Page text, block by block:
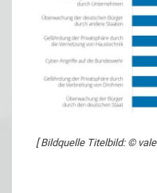
[ Bildquelle Titelbild: ©